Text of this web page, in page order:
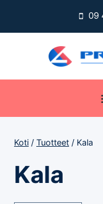
09
Koti / Tuotteet / Kala
Kala